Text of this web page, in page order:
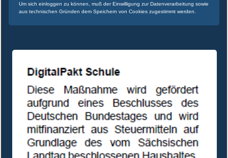
Um sich einloggen zu können, muß der Einwilligung zur Datenverarbeitung sowie
aus technischen Gründen dem Speichern von Cookies zugestimmt werden.